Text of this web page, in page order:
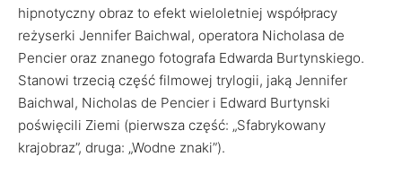
hipnotyczny obraz to efekt wieloletniej współpracy
reżyserki Jennifer Baichwal, operatora Nicholasa de
Pencier oraz znanego fotografa Edwarda Burtynskiego.
Stanowi trzecią część filmowej trylogii, jaką Jennifer
Baichwal, Nicholas de Pencier i Edward Burtynski
poświęcili Ziemi (pierwsza część: „Sfabrykowany
krajobraz”, druga: „Wodne znaki”).